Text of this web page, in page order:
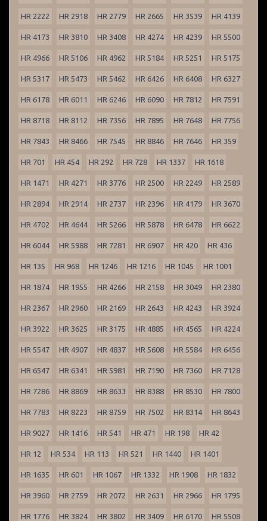
HR 2222 HR 2918 HR 2779 HR 2665 HR 3539 HR 4139
HR 4173 HR 3810 HR 3408 HR 4274 HR 4239 HR 5500
HR 4966 HR 5106 HR 4962 HR 5184 HR 5251 HR 5175
HR 5317 HR 5473 HR 5462 HR 6426 HR 6408 HR 6327
HR 6178 HR 6011 HR 6246 HR 6090 HR 7812 HR 7591
HR 8718 HR 8112 HR 7356 HR 7895 HR 7648 HR 7756
HR 7843 HR 8466 HR 7545 HR 8846 HR 7646 HR 359
HR 701 HR 454 HR 292 HR 728 HR 1337 HR 1618
HR 1471 HR 4271 HR 3776 HR 2500 HR 2249 HR 2589
HR 2894 HR 2914 HR 2737 HR 2396 HR 4179 HR 3670
HR 4702 HR 4644 HR 5266 HR 5878 HR 6478 HR 6622
HR 6044 HR 5988 HR 7281 HR 6907 HR 420 HR 436
HR 135 HR 968 HR 1246 HR 1216 HR 1045 HR 1001
HR 1874 HR 1955 HR 4266 HR 2158 HR 3049 HR 2380
HR 2367 HR 2960 HR 2169 HR 2643 HR 4243 HR 3924
HR 3922 HR 3625 HR 3175 HR 4885 HR 4565 HR 4224
HR 5547 HR 4907 HR 4837 HR 5608 HR 5584 HR 6456
HR 6547 HR 6341 HR 5981 HR 7190 HR 7360 HR 7128
HR 7286 HR 8869 HR 8633 HR 8388 HR 8530 HR 7800
HR 7783 HR 8223 HR 8759 HR 7502 HR 8314 HR 8643
HR 9027 HR 1416 HR 541 HR 471 HR 198 HR 42
HR 12 HR 534 HR 113 HR 521 HR 1440 HR 1401
HR 1635 HR 601 HR 1067 HR 1332 HR 1908 HR 1832
HR 3960 HR 2759 HR 2072 HR 2631 HR 2966 HR 1795
HR 1776 HR 3824 HR 3802 HR 3409 HR 6170 HR 5508